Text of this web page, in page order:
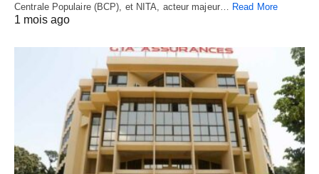
Centrale Populaire (BCP), et NITA, acteur majeur…
Read More
1 mois ago